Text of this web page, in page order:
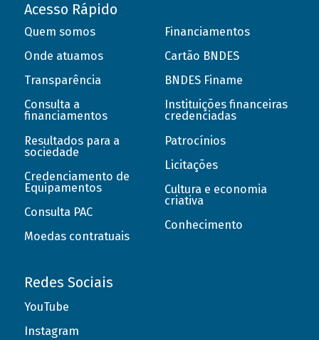
Acesso Rápido
Quem somos
Onde atuamos
Transparência
Consulta a
financiamentos
Resultados para a
sociedade
Credenciamento de
Equipamentos
Consulta PAC
Moedas contratuais
Financiamentos
Cartão BNDES
BNDES Finame
Instituições financeiras
credenciadas
Patrocínios
Licitações
Cultura e economia
criativa
Conhecimento
Redes Sociais
YouTube
Instagram